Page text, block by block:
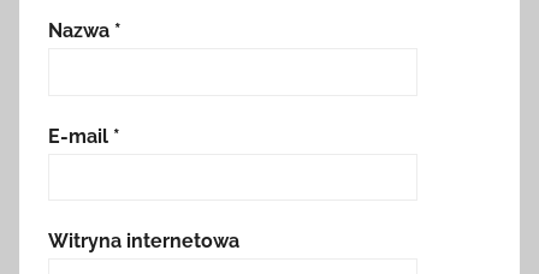
Nazwa *
E-mail *
Witryna internetowa